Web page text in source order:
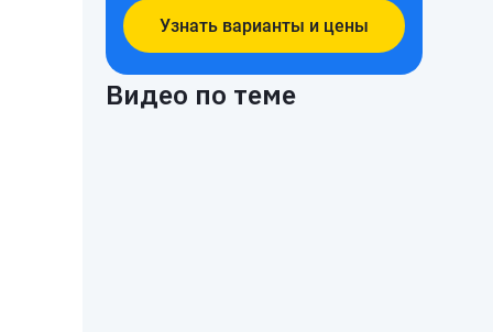
Узнать варианты и цены
Видео по теме